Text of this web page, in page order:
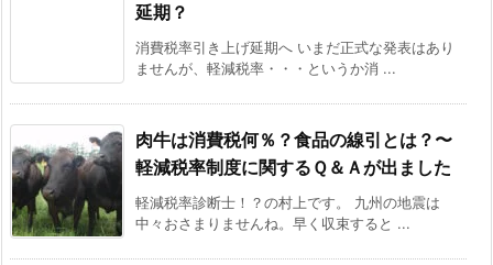
延期？
消費税率引き上げ延期へ いまだ正式な発表はあり
ませんが、軽減税率・・・というか消 ...
肉牛は消費税何％？食品の線引とは？〜
軽減税率制度に関するＱ＆Ａが出ました
軽減税率診断士！？の村上です。 九州の地震は
中々おさまりませんね。早く収束すると ...